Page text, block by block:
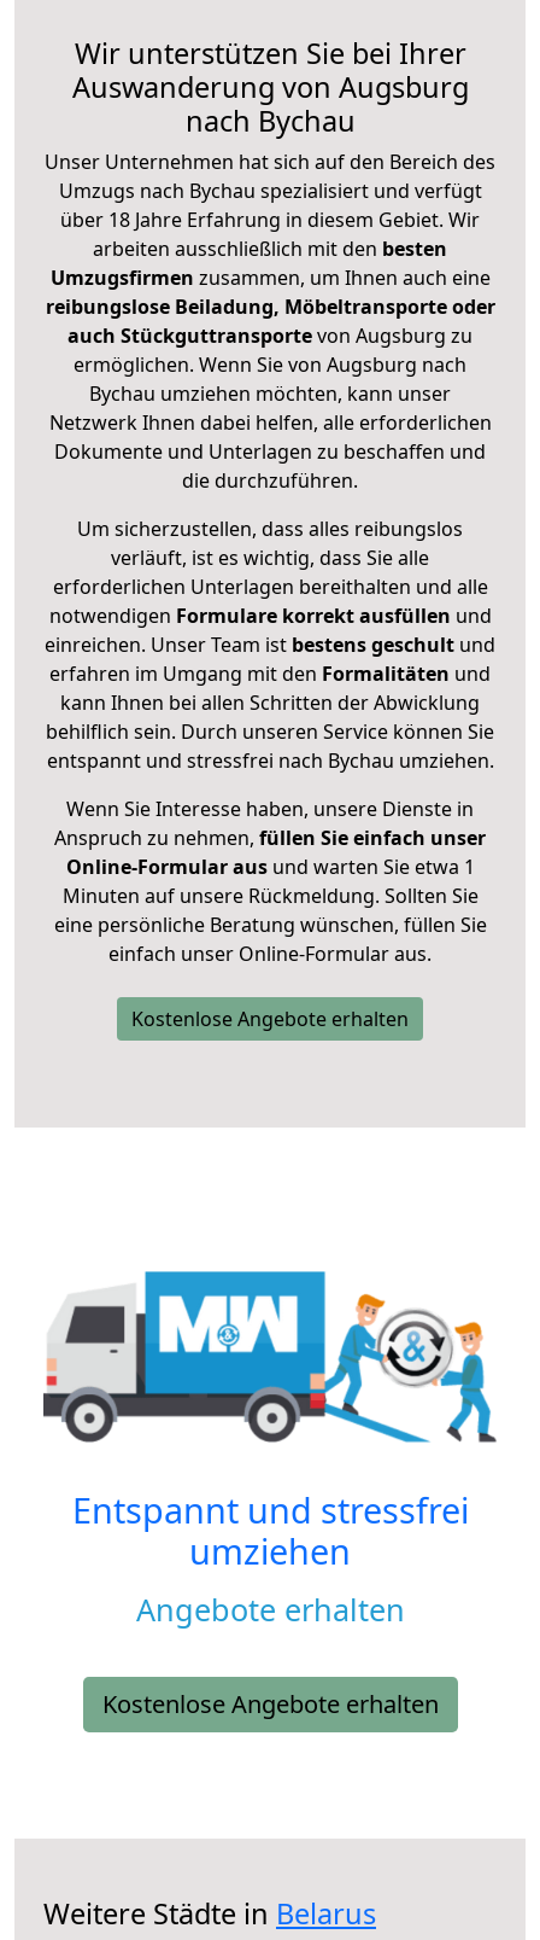
Wir unterstützen Sie bei Ihrer
Auswanderung von Augsburg
nach Bychau
Unser Unternehmen hat sich auf den Bereich des
Umzugs nach Bychau spezialisiert und verfügt
über 18 Jahre Erfahrung in diesem Gebiet. Wir
arbeiten ausschließlich mit den besten
Umzugsfirmen zusammen, um Ihnen auch eine
reibungslose Beiladung, Möbeltransporte oder
auch Stückguttransportevon Augsburg zu
ermöglichen. Wenn Sie von Augsburg nach
Bychau umziehen möchten, kann unser
Netzwerk Ihnen dabei helfen, alle erforderlichen
Dokumente und Unterlagen zu beschaffen und
die durchzuführen.
Um sicherzustellen, dass alles reibungslos
verläuft, ist es wichtig, dass Sie alle
erforderlichen Unterlagen bereithalten und alle
notwendigen Formulare korrekt ausfüllen und
einreichen. Unser Team ist bestens geschult und
erfahren im Umgang mit den Formalitäten und
kann Ihnen bei allen Schritten der Abwicklung
behilflich sein. Durch unseren Service können Sie
entspannt und stressfrei nach Bychau umziehen.
Wenn Sie Interesse haben, unsere Dienste in
Anspruch zu nehmen, füllen Sie einfach unser
Online-Formular ausund warten Sie etwa 1
Minuten auf unsere Rückmeldung. Sollten Sie
eine persönliche Beratung wünschen, füllen Sie
einfach unser Online-Formular aus.
Kostenlose Angebote erhalten
Entspannt und stressfrei
umziehen
Angebote erhalten
Kostenlose Angebote erhalten
Weitere Städte in Belarus